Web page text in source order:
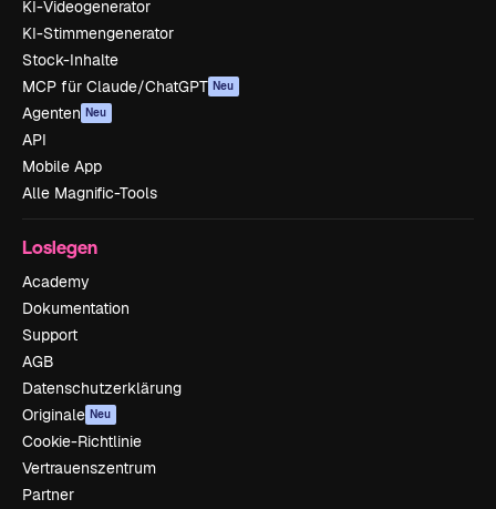
KI-Videogenerator
KI-Stimmengenerator
Stock-Inhalte
MCP für Claude/ChatGPT Neu
Agenten Neu
API
Mobile App
Alle Magnific-Tools
Loslegen
Academy
Dokumentation
Support
AGB
Datenschutzerklärung
Originale Neu
Cookie-Richtlinie
Vertrauenszentrum
Partner